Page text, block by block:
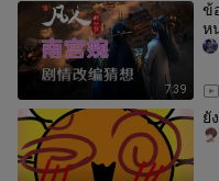
7:39
ข้
ห
ห
ยั